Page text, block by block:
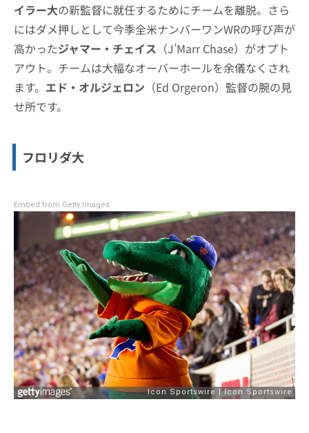
イラー大の新監督に就任するためにチームを離脱。さら
にはダメ押しとして今季全米ナンバーワンWRの呼び声が
高かったジャマー・チェイス （J’Marr Chase）がオプト
アウト。チームは大幅なオーバーホールを余儀なくされ
ます。 エド・オルジェロン （Ed Orgeron）監督の腕の見
せ所です。
フロリダ大
Embed from Getty Images